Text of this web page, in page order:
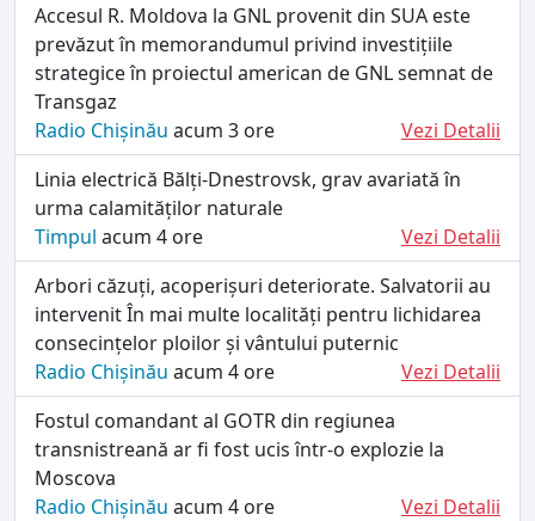
Accesul R. Moldova la GNL provenit din SUA este
prevăzut în memorandumul privind investițiile
strategice în proiectul american de GNL semnat de
Transgaz
Radio Chișinău acum 3 ore
Vezi Detalii
Linia electrică Bălți-Dnestrovsk, grav avariată în
urma calamităților naturale
Timpul acum 4 ore
Vezi Detalii
Arbori căzuți, acoperișuri deteriorate. Salvatorii au
intervenit În mai multe localități pentru lichidarea
consecințelor ploilor și vântului puternic
Radio Chișinău acum 4 ore
Vezi Detalii
Fostul comandant al GOTR din regiunea
transnistreană ar fi fost ucis într-o explozie la
Moscova
Radio Chișinău acum 4 ore
Vezi Detalii